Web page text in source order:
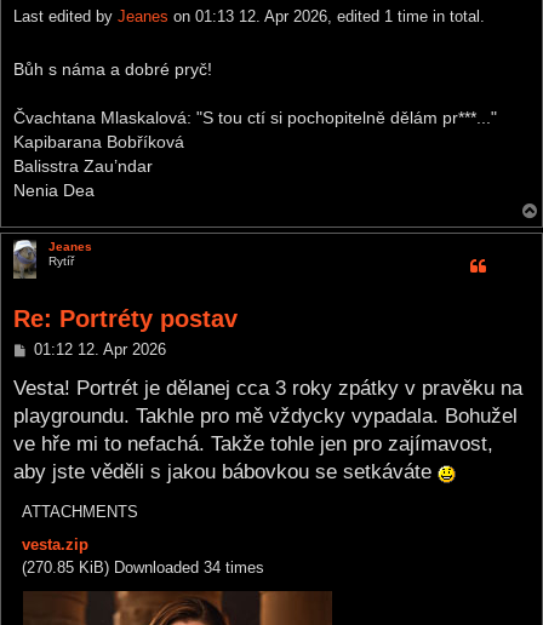
Last edited by Jeanes on 01:13 12. Apr 2026, edited 1 time in total.
Bůh s náma a dobré pryč!
Čvachtana Mlaskalová: "S tou ctí si pochopitelně dělám pr***..."
Kapibarana Bobříková
Balisstra Zau’ndar
Nenia Dea
Jeanes
Rytíř
Re: Portréty postav
P
s
01:12 12. Apr 2026
Vesta! Portrét je dělanej cca 3 roky zpátky v pravěku na
playgroundu. Takhle pro mě vždycky vypadala. Bohužel
ve hře mi to nefachá. Takže tohle jen pro zajímavost,
aby jste věděli s jakou bábovkou se setkáváte
ATTACHMENTS
vesta.zip
(270.85 KiB) Downloaded 34 times